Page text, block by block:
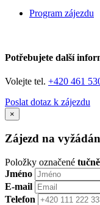
Program zájezdu
Potřebujete další
Volejte tel. +420 461
Poslat dotaz k zájezdu
×
Zájezd na
Položky označené tučně
Jméno
E-mail
Telefon